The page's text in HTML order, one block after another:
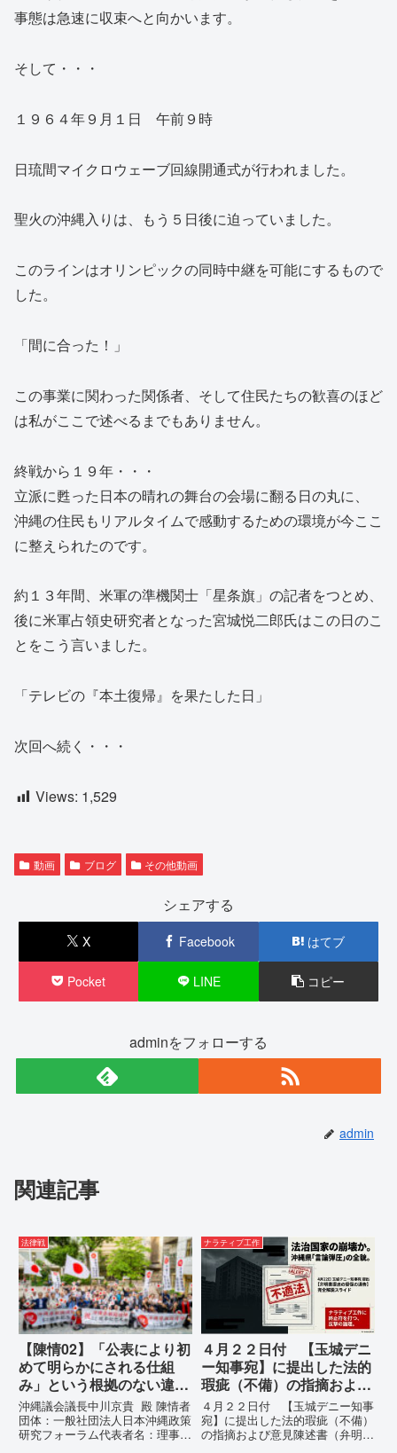
事態は急速に収束へと向かいます。
そして・・・
１９６４年９月１日 午前９時
日琉間マイクロウェーブ回線開通式が行われました。
聖火の沖縄入りは、もう５日後に迫っていました。
このラインはオリンピックの同時中継を可能にするもので
した。
「間に合った！」
この事業に関わった関係者、そして住民たちの歓喜のほど
は私がここで述べるまでもありません。
終戦から１９年・・・
立派に甦った日本の晴れの舞台の会場に翻る日の丸に、
沖縄の住民もリアルタイムで感動するための環境が今ここ
に整えられたのです。
約１３年間、米軍の準機関士「星条旗」の記者をつとめ、
後に米軍占領史研究者となった宮城悦二郎氏はこの日のこ
とをこう言いました。
「テレビの『本土復帰』を果たした日」
次回へ続く・・・
Views: 1,529
動画 ブログ その他動画
シェアする
X Facebook はてブ
Pocket LINE コピー
adminをフォローする
admin
関連記事
法律戦
【陳情02】「公表により初
めて明らかにされる仕組
み」という根拠のない違法
運用の指摘と条例運用の停
止を求める陳情書
沖縄議会議長中川京貴 殿 陳情者
団体：一般社団法人日本沖縄政策
研究フォーラム代表者名：理事
ナラティブ工作
４月２２日付 【玉城デニ
ー知事宛】に提出した法的
瑕疵（不備）の指摘および
意見陳述書（弁明書）提出
の留保の通告
４月２２日付 【玉城デニー知事
宛】に提出した法的瑕疵（不備）
の指摘および意見陳述書（弁明